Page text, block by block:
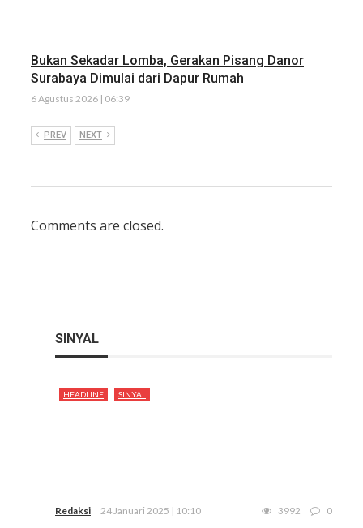
Bukan Sekadar Lomba, Gerakan Pisang Danor
Surabaya Dimulai dari Dapur Rumah
6 Agustus 2026 | 06:39
PREV NEXT
Comments are closed.
SINYAL
HEADLINE SINYAL
Redaksi 24 Januari 2025 | 10:10 3992 0